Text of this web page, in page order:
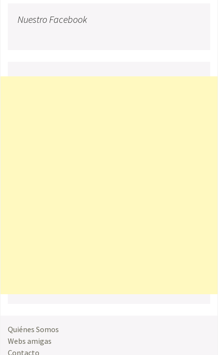
Nuestro Facebook
Quiénes Somos
Webs amigas
Contacto